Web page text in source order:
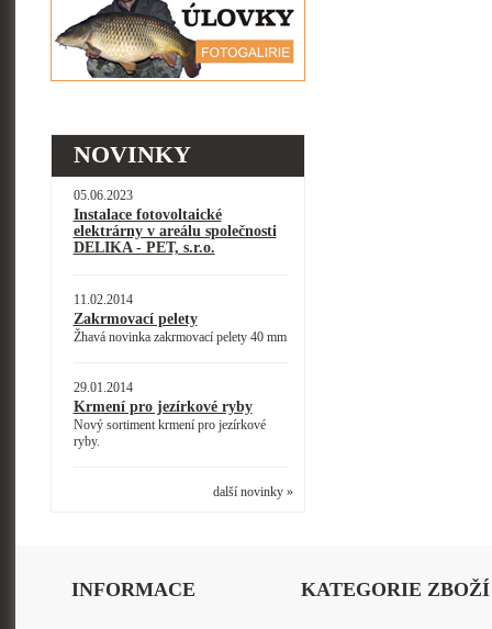
NOVINKY
05.06.2023
Instalace fotovoltaické
elektrárny v areálu společnosti
DELIKA - PET, s.r.o.
11.02.2014
Zakrmovací pelety
Žhavá novinka zakrmovací pelety 40 mm
29.01.2014
Krmení pro jezírkové ryby
Nový sortiment krmení pro jezírkové
ryby.
další novinky »
INFORMACE KATEGORIE ZBOŽÍ